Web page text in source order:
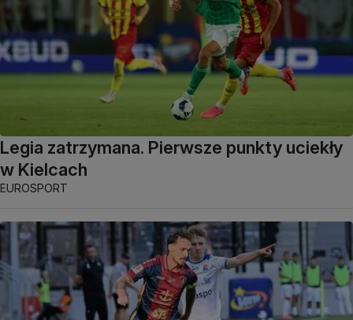
Legia zatrzymana. Pierwsze punkty uciekły
w Kielcach
EUROSPORT